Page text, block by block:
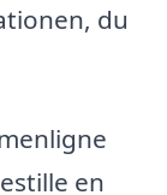
du
en